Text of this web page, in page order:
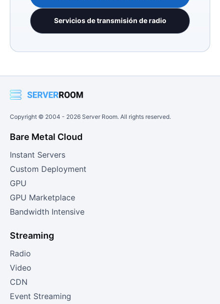
Servicios de transmisión de radio
Copyright © 2004 - 2026 Server Room. All rights reserved.
Bare Metal Cloud
Instant Servers
Custom Deployment
GPU
GPU Marketplace
Bandwidth Intensive
Streaming
Radio
Video
CDN
Event Streaming